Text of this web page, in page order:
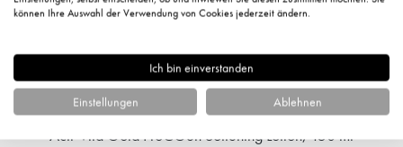
Monteil
Acti-Vita Gold ProCGen Softening Lotion, 150 ml
können Ihre Auswahl der Verwendung von Cookies jederzeit ändern.
Ich bin einverstanden
Einstellungen Ablehnen